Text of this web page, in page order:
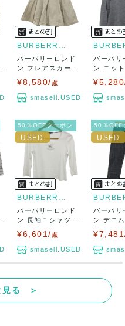
BURBERRY LONDON
バーバリーロンド
ン フレアスカート
¥8,580/ 点
smasell.USED
バーバリ
ン ニッ
50％OFFクーポン
BURBERRY LONDON
バーバリーロンド
ン 長袖Ｔシャツ ト
ップス 七分袖...
¥6,601/ 点
smasell.USED
50％OFF
バーバリ
ン デニ
トムス
見る ＞